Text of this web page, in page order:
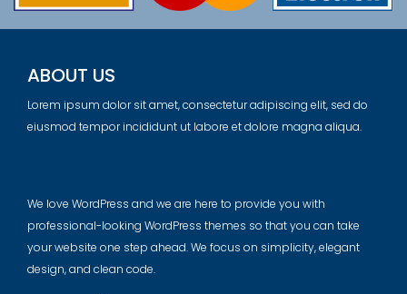
ABOUT US
Lorem ipsum dolor sit amet, consectetur adipiscing elit, sed do
eiusmod tempor incididunt ut labore et dolore magna aliqua.
We love WordPress and we are here to provide you with
professional-looking WordPress themes so that you can take
your website one step ahead. We focus on simplicity, elegant
design, and clean code.